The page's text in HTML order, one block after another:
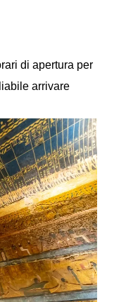
di apertura per
arrivare